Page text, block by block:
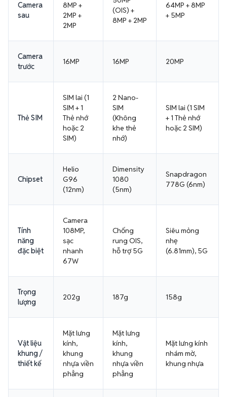
Camera
sau
8MP +
2MP +
2MP
(OIS) +
8MP + 2MP
64MP + 8MP
+ 5MP
Camera
trước
16MP 16MP 20MP
Thẻ SIM
SIM lai (1
SIM + 1
Thẻ nhớ
hoặc 2
SIM)
2 Nano-
SIM
(Không
khe thẻ
nhớ)
SIM lai (1 SIM
+ 1 Thẻ nhớ
hoặc 2 SIM)
Chipset
Helio
G96
(12nm)
Dimensity
1080
(5nm)
Snapdragon
778G (6nm)
Tính
năng
đặc biệt
Camera
108MP,
sạc
nhanh
67W
Chống
rung OIS,
hỗ trợ 5G
Siêu mỏng
nhẹ
(6.81mm), 5G
Trọng
lượng
202g 187g 158g
Vật liệu
khung /
thiết kế
Mặt lưng
kính,
khung
nhựa viền
phẳng
Mặt lưng
kính,
khung
nhựa viền
phẳng
Mặt lưng kính
nhám mờ,
khung nhựa